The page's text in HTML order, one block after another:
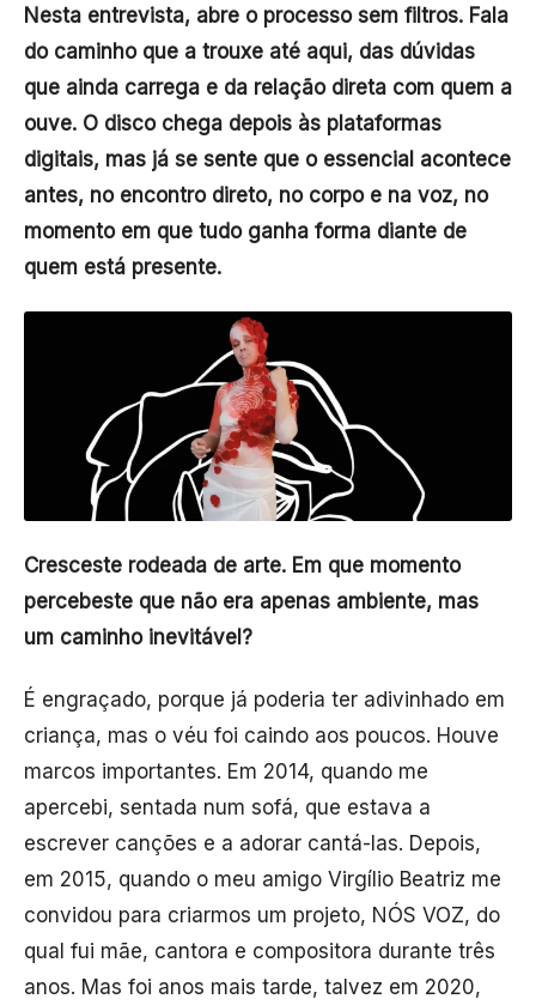
Nesta entrevista, abre o processo sem filtros. Fala
do caminho que a trouxe até aqui, das dúvidas
que ainda carrega e da relação direta com quem a
ouve. O disco chega depois às plataformas
digitais, mas já se sente que o essencial acontece
antes, no encontro direto, no corpo e na voz, no
momento em que tudo ganha forma diante de
quem está presente.
Cresceste rodeada de arte. Em que momento
percebeste que não era apenas ambiente, mas
um caminho inevitável?
É engraçado, porque já poderia ter adivinhado em
criança, mas o véu foi caindo aos poucos. Houve
marcos importantes. Em 2014, quando me
apercebi, sentada num sofá, que estava a
escrever canções e a adorar cantá-las. Depois,
em 2015, quando o meu amigo Virgílio Beatriz me
convidou para criarmos um projeto, NÓS VOZ, do
qual fui mãe, cantora e compositora durante três
anos. Mas foi anos mais tarde, talvez em 2020,